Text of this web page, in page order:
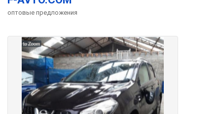
оптовые предложения